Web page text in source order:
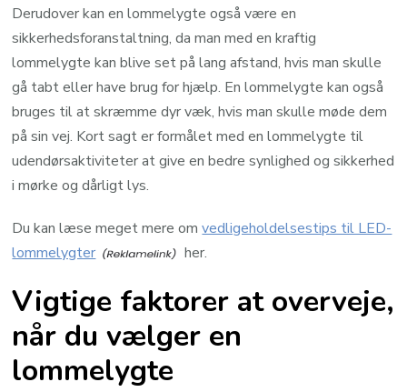
Derudover kan en lommelygte også være en
sikkerhedsforanstaltning, da man med en kraftig
lommelygte kan blive set på lang afstand, hvis man skulle
gå tabt eller have brug for hjælp. En lommelygte kan også
bruges til at skræmme dyr væk, hvis man skulle møde dem
på sin vej. Kort sagt er formålet med en lommelygte til
udendørsaktiviteter at give en bedre synlighed og sikkerhed
i mørke og dårligt lys.
Du kan læse meget mere omvedligeholdelsestips til LED-
lommelygter
her.
Vigtige faktorer at overveje,
når du vælger en
lommelygte